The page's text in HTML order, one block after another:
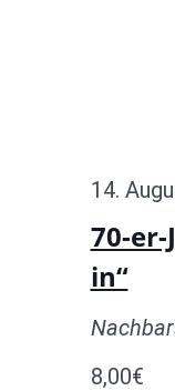
70-
in“
14.
8,00€